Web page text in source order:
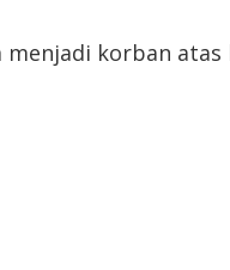
menjadi korban atas